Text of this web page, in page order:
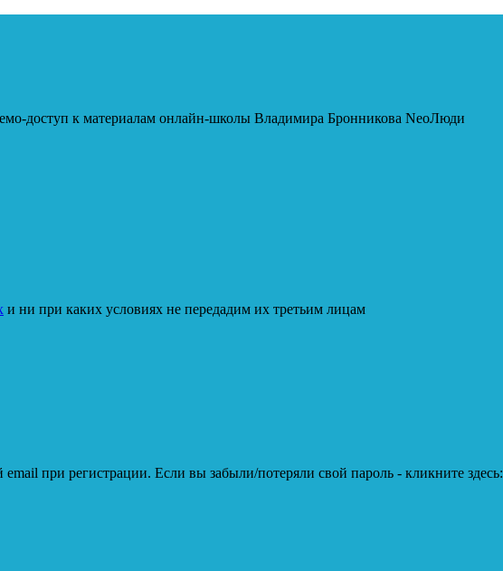
доступ к материалам онлайн-школы Владимира Бронникова NeoЛюди
и ни при каких условиях не передадим их третьим лицам
при регистрации. Если вы забыли/потеряли свой пароль - кликните здесь: